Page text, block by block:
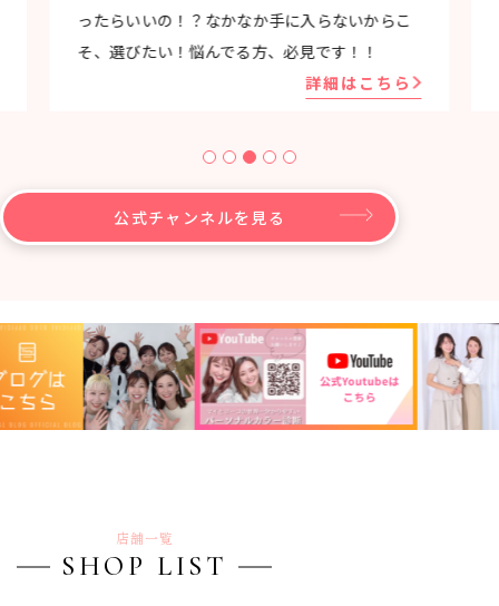
ったらいいの！？なかなか手に入らないからこ
そ、選びたい！悩んでる方、必見です！！
詳細はこちら
公式チャンネルを見る
店舗一覧
SHOP LIST